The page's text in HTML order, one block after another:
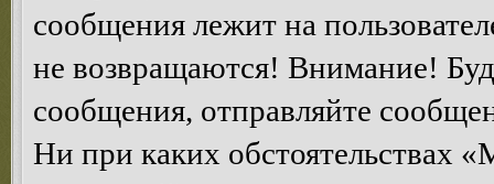
сообщения лежит на
не возвращаются! Внимание!
сообщения, отправляйте
Ни при каких обстоятельствах